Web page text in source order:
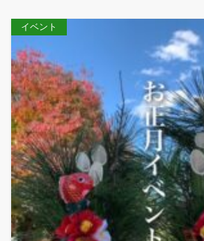
イベント